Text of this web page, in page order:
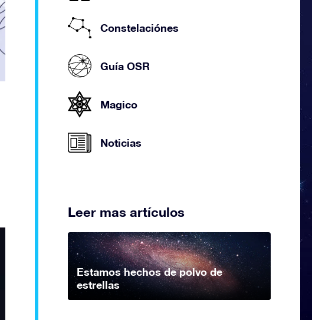
Constelaciónes
Guía OSR
Magico
Noticias
Leer mas artículos
Estamos hechos de polvo de
estrellas